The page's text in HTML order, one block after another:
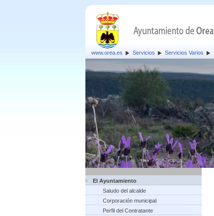
www.orea.es Servicios Servicios Varios
El Ayuntamiento
Saludo del alcalde
Corporación municipal
Perfil del Contratante